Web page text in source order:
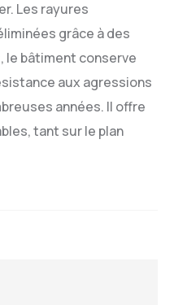
Les rayures
grâce à des
le bâtiment conserve
aux agressions
années. Il offre
tant sur le plan